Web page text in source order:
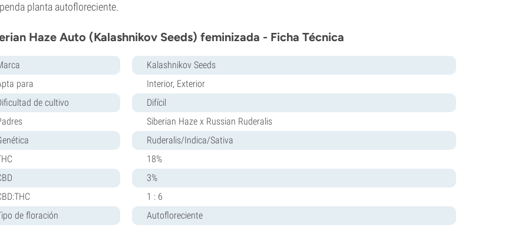
planta autofloreciente.
Haze Auto (Kalashnikov Seeds) feminizada - Ficha Técnica
Kalashnikov Seeds
para
Interior, Exterior
de cultivo
Difícil
Siberian Haze x Russian Ruderalis
Ruderalis/Indica/Sativa
18%
3%
1 : 6
de floración
Autofloreciente